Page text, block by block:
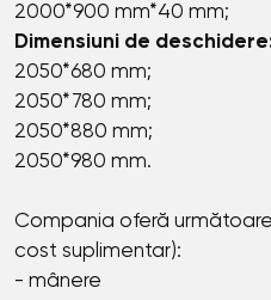
2000*900 mm*40 mm;
Dimensiuni de
2050*680 mm;
2050*780 mm;
2050*880 mm;
2050*980 mm.
Compania oferă
cost suplimentar):
- mânere